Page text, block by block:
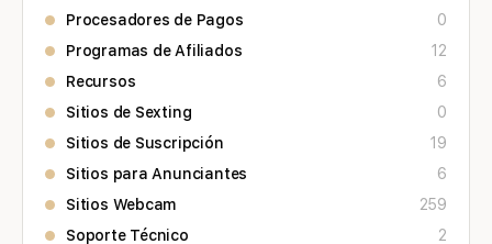
Procesadores de Pagos
0
Programas de Afiliados
12
Recursos
6
Sitios de Sexting
0
Sitios de Suscripción
19
Sitios para Anunciantes
6
Sitios Webcam
259
Soporte Técnico
2